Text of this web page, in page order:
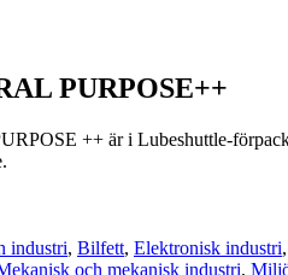
PURPOSE++
++ är i Lubeshuttle-
industri, Bilfett, Elektronisk industri,
och mekanisk industri,